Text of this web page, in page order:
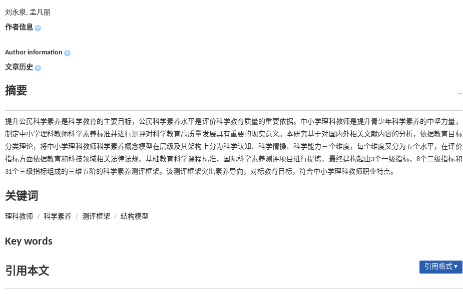
刘永泉, 孟凡丽
作者信息 +
Author information +
文章历史 +
摘要
提升公民科学素养是科学教育的主要目标，公民科学素养水平是评价科学教育质量的重要依据。中小学理科教师是提升青少年科学素养的中坚力量，
制定中小学理科教师科学素养标准并进行测评对科学教育高质量发展具有重要的现实意义。本研究基于对国内外相关文献内容的分析，依据教育目标
分类理论，将中小学理科教师科学素养概念模型在层级及其架构上分为科学认知、科学情操、科学能力三个维度，每个维度又分为五个水平，在评价
指标方面依据教育和科技领域相关法律法规、基础教育科学课程标准、国际科学素养测评项目进行提炼，最终建构起由3个一级指标、8个二级指标和
31个三级指标组成的三维五阶的科学素养测评框架。该测评框架突出素养导向，对标教育目标，符合中小学理科教师职业特点。
关键词
理科教师 / 科学素养 / 测评框架 / 结构模型
Key words
引用本文 引用格式 ▾